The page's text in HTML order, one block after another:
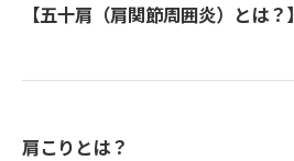
【五十肩（肩関節周囲炎）とは？】
肩こりとは？